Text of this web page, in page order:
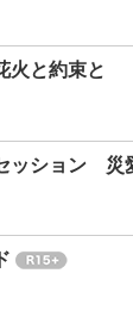
火と約束と
ッション 災